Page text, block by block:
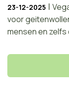
23-12-2025 |
voor
mensen en